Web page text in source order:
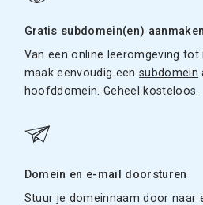
Gratis subdomein(en) aanmaken
Van een online leeromgeving tot
maak eenvoudig eensubdomein
hoofddomein. Geheel kosteloos.
Domein en e-mail doorsturen
Stuur je domeinnaam door naar